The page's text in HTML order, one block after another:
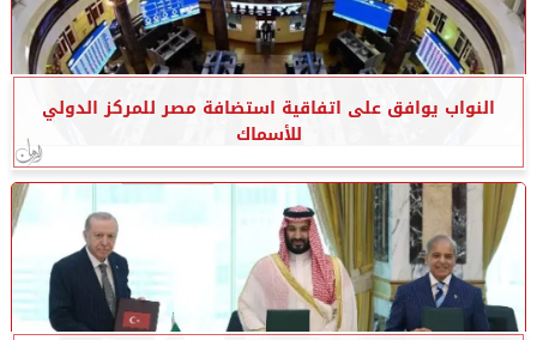
النواب يوافق على اتفاقية استضافة مصر للمركز الدولي
للأسماك